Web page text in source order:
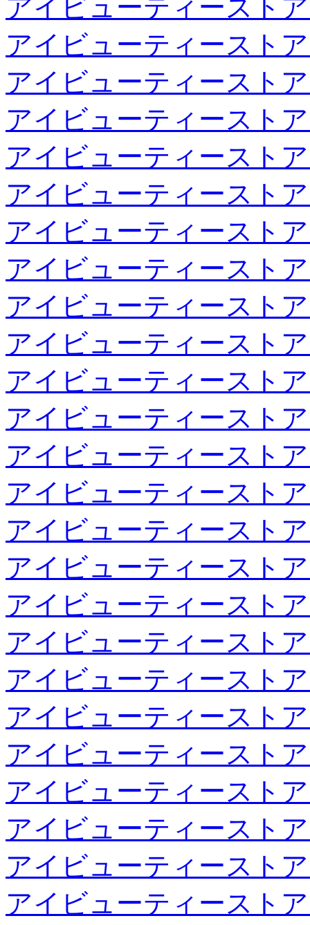
アイビューティースト
アイビューティースト
アイビューティースト
アイビューティースト
アイビューティースト
アイビューティースト
アイビューティースト
アイビューティースト
アイビューティースト
アイビューティースト
アイビューティースト
アイビューティースト
アイビューティースト
アイビューティースト
アイビューティースト
アイビューティースト
アイビューティースト
アイビューティースト
アイビューティースト
アイビューティースト
アイビューティースト
アイビューティースト
アイビューティースト
アイビューティースト
アイビューティースト